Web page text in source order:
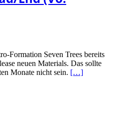
Formation Seven Trees bereits
neuen Materials. Das sollte
Monate nicht sein. […]